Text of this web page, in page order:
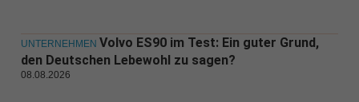
UNTERNEHMEN Volvo ES90 im Test: Ein guter Grund,
den Deutschen Lebewohl zu sagen?
08.08.2026